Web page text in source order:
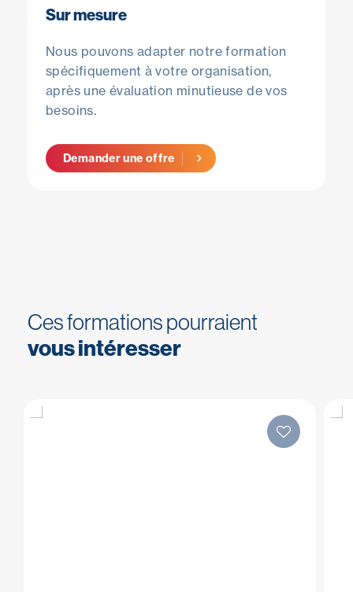
Sur mesure
Nous pouvons adapter notre formation
spécifiquement à votre organisation,
après une évaluation minutieuse de vos
besoins.
Demander une offre
Ces formations pourraient
vous intéresser